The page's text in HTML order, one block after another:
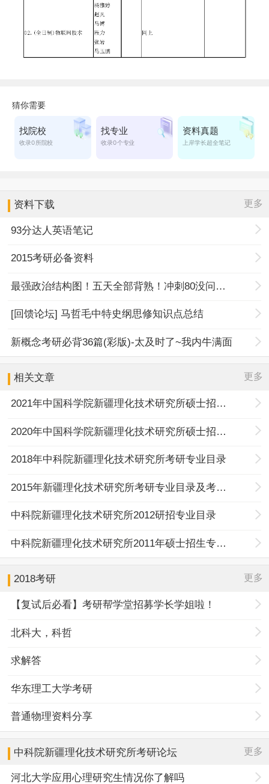
资料下载 更多
93分达人英语笔记
2015考研必备资料
最强政治结构图！五天全部背熟！冲刺80没问题！
[回馈论坛] 马哲毛中特史纲思修知识点总结
新概念考研必背36篇(彩版)-太及时了~我内牛满面
相关文章 更多
2021年中国科学院新疆理化技术研究所硕士招生目录
2020年中国科学院新疆理化技术研究所硕士招生目录
2018年中科院新疆理化技术研究所考研专业目录
2015年新疆理化技术研究所考研专业目录及考试科目
中科院新疆理化技术研究所2012研招专业目录
中科院新疆理化技术研究所2011年硕士招生专业目录
2018考研 更多
【复试后必看】考研帮学堂招募学长学姐啦！
北科大，科哲
求解答
华东理工大学考研
普通物理资料分享
中科院新疆理化技术研究所考研论坛 更多
河北大学应用心理研究生情况你了解吗